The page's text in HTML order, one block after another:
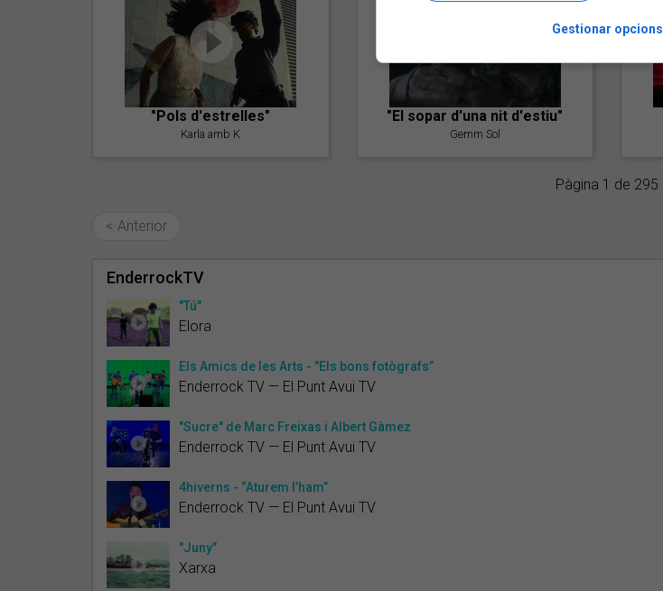
"Pols d'estrelles"
Karla amb K
"El sopar d'una nit d'estiu"
Gemm Sol
Pàgina 1 de 295
< Anterior
EnderrockTV
"Tú"
Elora
Els Amics de les Arts - "Els bons fotògrafs”
Enderrock TV — El Punt Avui TV
"Sucre" de Marc Freixas i Albert Gàmez
Enderrock TV — El Punt Avui TV
4hiverns - “Aturem l’ham”
Enderrock TV — El Punt Avui TV
"Juny"
Xarxa
Gestionar opcions